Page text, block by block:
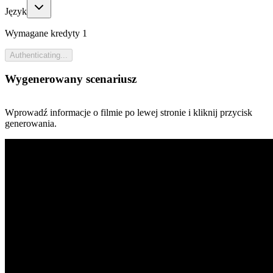
Język
Wymagane kredyty 1
Authenticating...
Wygenerowany scenariusz
Wprowadź informacje o filmie po lewej stronie i kliknij przycisk
generowania.